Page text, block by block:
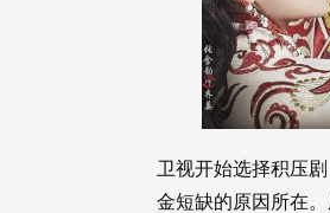
卫视开始选择积压
金短缺的原因所在